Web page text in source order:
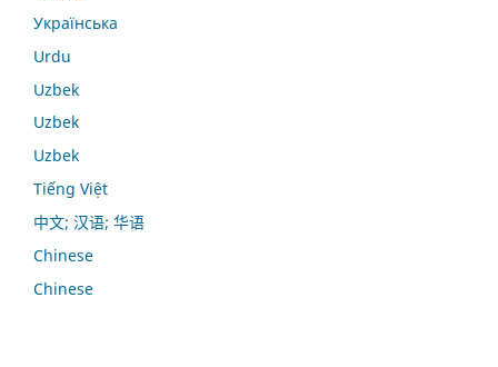
Українська
Urdu
Uzbek
Uzbek
Uzbek
Tiếng Việt
中文; 汉语; 华语
Chinese
Chinese